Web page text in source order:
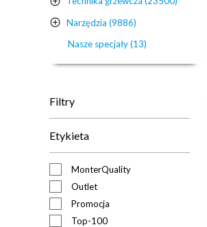
Narzędzia (9886)
Nasze specjały (13)
Filtry
Etykieta
MonterQuality
Outlet
Promocja
Top-100